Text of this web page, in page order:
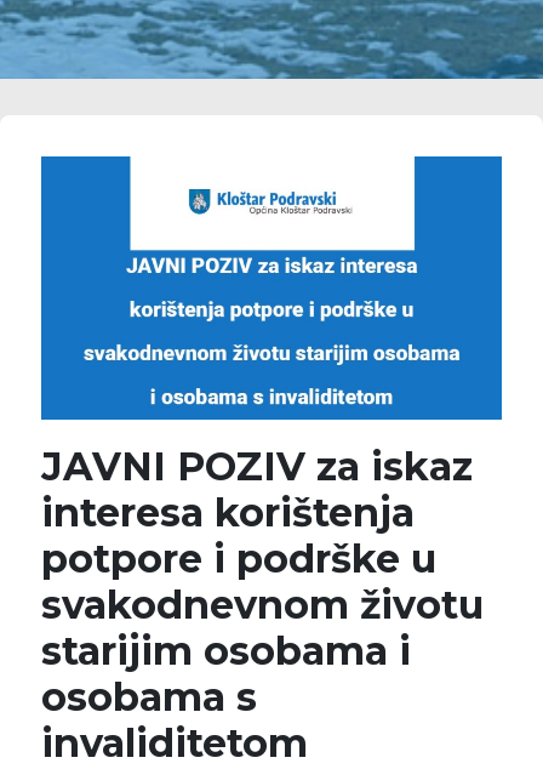
JAVNI POZIV za iskaz
interesa korištenja
potpore i podrške u
svakodnevnom životu
starijim osobama i
osobama s
invaliditetom